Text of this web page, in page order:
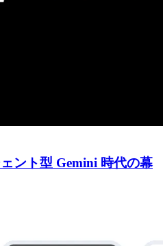
ント型 Gemini 時代の幕